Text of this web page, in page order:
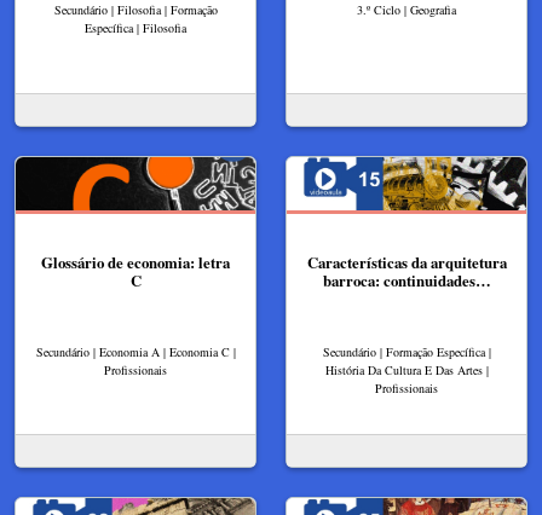
Secundário | Filosofia | Formação
Específica | Filosofia
3.º Ciclo | Geografia
Glossário de economia: letra
C
Secundário | Economia A | Economia C |
Profissionais
Características da arquitetura
barroca: continuidades…
Secundário | Formação Específica |
História Da Cultura E Das Artes |
Profissionais